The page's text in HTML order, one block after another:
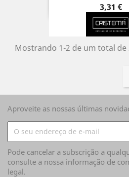
Preço
3,31 €
Mostrando 1-2 de um total
Aproveite as nossas últimas
Pode cancelar a subscrição a
consulte a nossa informação de
legal.